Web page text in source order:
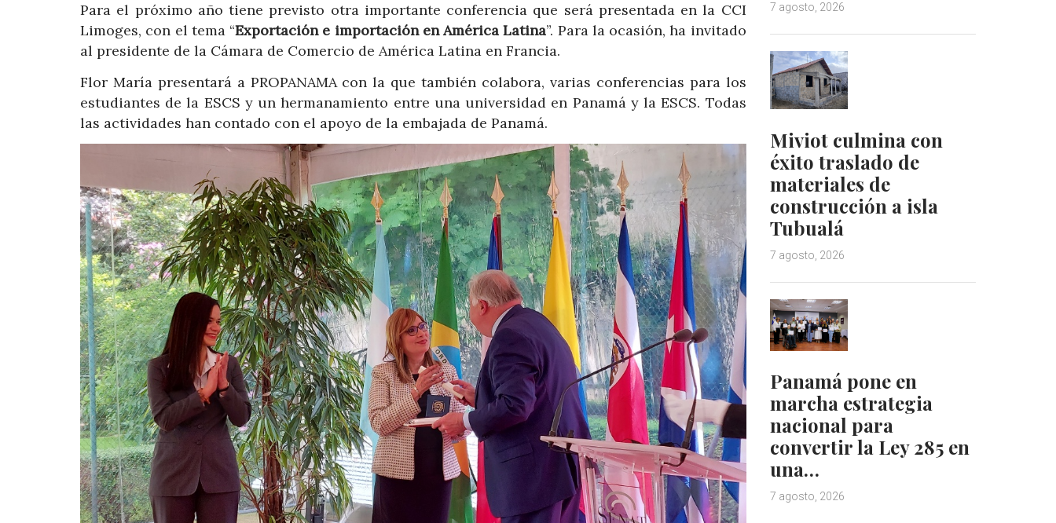
Para el próximo año tiene previsto otra importante conferencia que será presentada en la CCI
Limoges, con el tema “Exportación e importación en América Latina”. Para la ocasión, ha invitado
al presidente de la Cámara de Comercio de América Latina en Francia.
Flor María presentará a PROPANAMA con la que también colabora, varias conferencias para los
estudiantes de la ESCS y un hermanamiento entre una universidad en Panamá y la ESCS. Todas
las actividades han contado con el apoyo de la embajada de Panamá.
7 agosto, 2026
Miviot culmina con
éxito traslado de
materiales de
construcción a isla
Tubualá
7 agosto, 2026
Panamá pone en
marcha estrategia
nacional para
convertir la Ley 285 en
una…
7 agosto, 2026